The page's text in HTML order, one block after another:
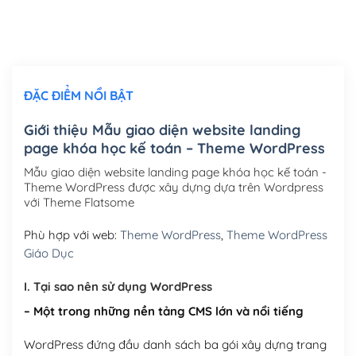
Mua thêm Host + Tên miền
Tên miền quốc tế .com .net .org (1 năm)
Tên miền Việt Nam .vn (1 năm)(+550,000₫)
Hosting 2GB SSD (1 năm)(+450,000₫)
Hosting 5GB SSD (1 năm)
Hosting 8GB SSD (1 năm)
ĐẶC ĐIỂM NỔI BẬT
Giới thiệu Mẫu giao diện website landing
page khóa học kế toán – Theme WordPress
Mẫu giao diện website landing page khóa học kế toán -
Theme WordPress được xây dựng dựa trên Wordpress
với Theme Flatsome
Phù hợp với web: Theme WordPress, Theme WordPress
Giáo Dục
I. Tại sao nên sử dụng WordPress
– Một trong những nền tảng CMS lớn và nổi tiếng
WordPress đứng đầu danh sách ba gói xây dựng trang